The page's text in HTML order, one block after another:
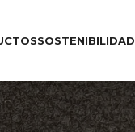
SOSTENIBILIDAD